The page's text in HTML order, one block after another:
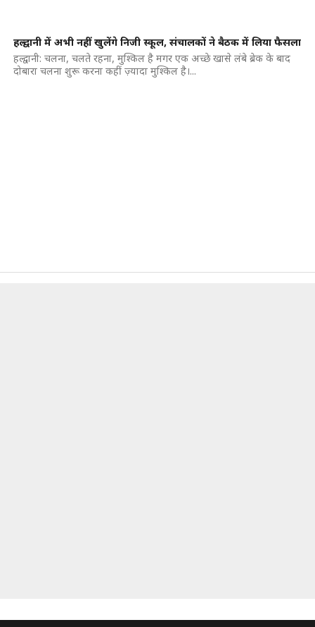
हल्द्वानी में अभी नहीं खुलेंगे निजी स्कूल, संचालकों ने बैठक में लिया फैसला
हल्द्वानी: चलना, चलते रहना, मुश्किल है मगर एक अच्छे खासे लंबे ब्रेक के बाद
दोबारा चलना शुरू करना कहीं ज़्यादा मुश्किल है।...